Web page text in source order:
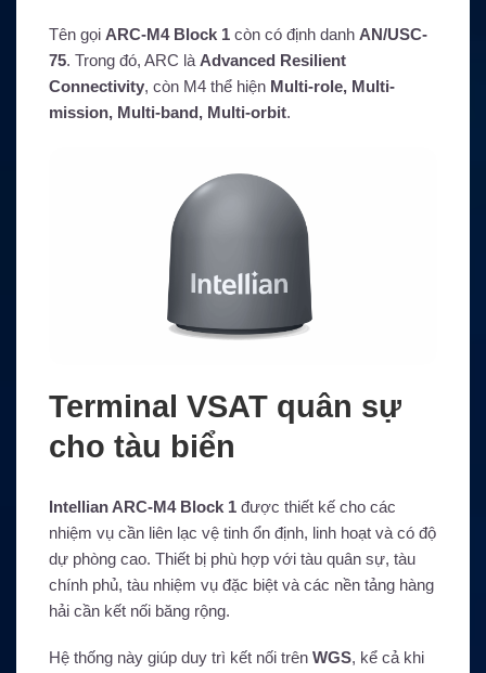
Tên gọi ARC-M4 Block 1 còn có định danh AN/USC-
75. Trong đó, ARC là Advanced Resilient
Connectivity, còn M4 thể hiện Multi-role, Multi-
mission, Multi-band, Multi-orbit.
Terminal VSAT quân sự
cho tàu biển
Intellian ARC-M4 Block 1 được thiết kế cho các
nhiệm vụ cần liên lạc vệ tinh ổn định, linh hoạt và có độ
dự phòng cao. Thiết bị phù hợp với tàu quân sự, tàu
chính phủ, tàu nhiệm vụ đặc biệt và các nền tảng hàng
hải cần kết nối băng rộng.
Hệ thống này giúp duy trì kết nối trên WGS, kể cả khi